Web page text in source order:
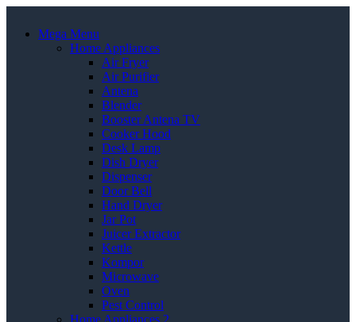
Mega Menu
Home Appliances
Air Fryer
Air Purifier
Antena
Blender
Booster Antena TV
Cooker Hood
Desk Lamp
Dish Dryer
Dispenser
Door Bell
Hand Dryer
Jar Pot
Juicer Extractor
Kettle
Kompor
Microwave
Oven
Pest Control
Home Appliances 2